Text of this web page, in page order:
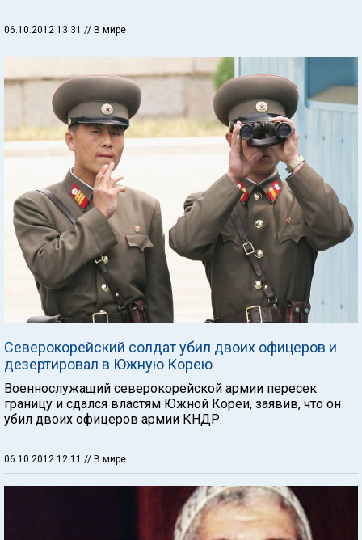
06.10.2012 13:31 // В мире
Северокорейский солдат убил двоих офицеров и
дезертировал в Южную Корею
Военнослужащий северокорейской армии пересек
границу и сдался властям Южной Кореи, заявив, что он
убил двоих офицеров армии КНДР.
06.10.2012 12:11 // В мире